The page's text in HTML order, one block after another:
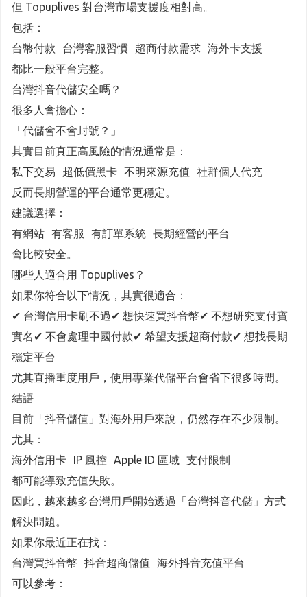
但 Topuplives 對台灣市場支援度相對高。
包括：
台幣付款 台灣客服習慣 超商付款需求 海外卡支援
都比一般平台完整。
台灣抖音代儲安全嗎？
很多人會擔心：
「代儲會不會封號？」
其實目前真正高風險的情況通常是：
私下交易 超低價黑卡 不明來源充值 社群個人代充
反而長期營運的平台通常更穩定。
建議選擇：
有網站 有客服 有訂單系統 長期經營的平台
會比較安全。
哪些人適合用 Topuplives？
如果你符合以下情況，其實很適合：
✔ 台灣信用卡刷不過 ✔ 想快速買抖音幣 ✔ 不想研究支付寶
實名 ✔ 不會處理中國付款 ✔ 希望支援超商付款 ✔ 想找長期
穩定平台
尤其直播重度用戶，使用專業代儲平台會省下很多時間。
結語
目前「抖音儲值」對海外用戶來說，仍然存在不少限制。
尤其：
海外信用卡 IP 風控 Apple ID 區域 支付限制
都可能導致充值失敗。
因此，越來越多台灣用戶開始透過「台灣抖音代儲」方式
解決問題。
如果你最近正在找：
台灣買抖音幣 抖音超商儲值 海外抖音充值平台
可以參考：